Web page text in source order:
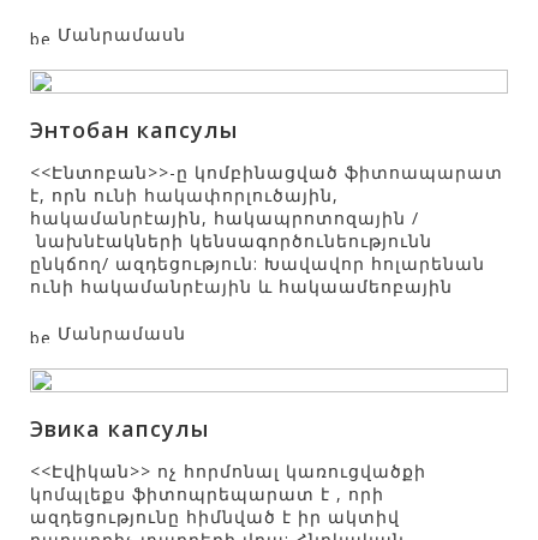
Эвика капсулы
<<Էվիկան>> ոչ հորմոնալ կառուցվածքի
կոմպլեքս ֆիտոպրեպարատ է , որի
ազդեցությունը հիմնված է իր ակտիվ
Энтобан капсулы
<<Էնտոբան>>-ը կոմբինացված ֆիտոապարատ
է, որն ունի հակափորլուծային,
հակամանրէային, հակապրոտոզային /
նախնէակների կենսագործունեությունն
ընկճող/ ազդեցություն: Խավավոր հոլարենան
ունի հակամանրէային և հակաամեոբային
Մանրամասն
Մանրամասն